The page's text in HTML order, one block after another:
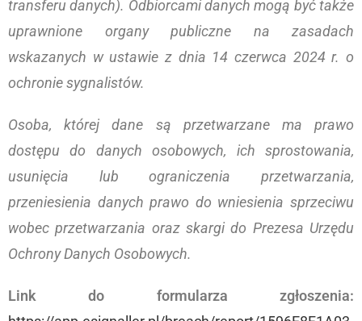
transferu danych). Odbiorcami danych mogą być także
uprawnione organy publiczne na zasadach
wskazanych w ustawie z dnia 14 czerwca 2024 r. o
ochronie sygnalistów.
Osoba, której dane są przetwarzane ma prawo
dostępu do danych osobowych, ich sprostowania,
usunięcia lub ograniczenia przetwarzania,
przeniesienia danych prawo do wniesienia sprzeciwu
wobec przetwarzania oraz skargi do Prezesa Urzędu
Ochrony Danych Osobowych.
Link do formularza zgłoszenia: